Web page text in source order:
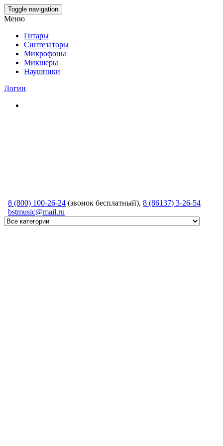
Skip
to
content
Toggle navigation
Меню
Гитары
Синтезаторы
Микрофоны
Микшеры
Наушники
Логин
8 (800) 100-26-24 (звонок бесплатный), 8 (86137) 3-26-54
bstmusic@mail.ru